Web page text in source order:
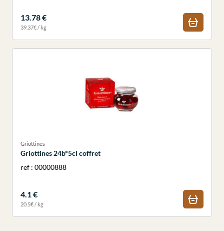
13.78 €
39.37€ / kg
Griottines
Griottines 24b*5cl coffret
ref : 00000888
4.1 €
20.5€ / kg